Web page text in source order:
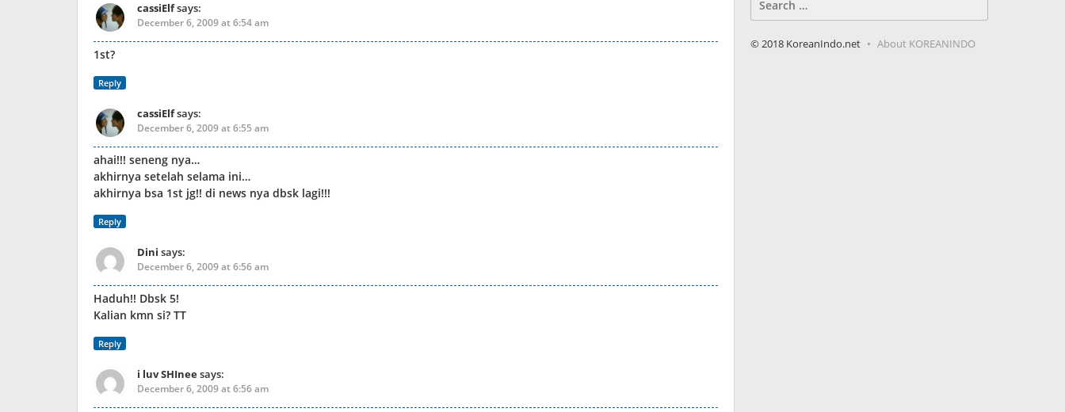
cassiElfsays:
December 6, 2009 at 6:54 am
1st?
Reply
cassiElfsays:
December 6, 2009 at 6:55 am
ahai!!! seneng nya…
akhirnya setelah selama ini…
akhirnya bsa 1st jg!! di news nya dbsk lagi!!!
Reply
Dini says:
December 6, 2009 at 6:56 am
Haduh!! Dbsk 5!
Kalian kmn si? TT
Reply
i luv SHIneesays:
December 6, 2009 at 6:56 am
for:
© 2018 KoreanIndo.net About KOREANINDO